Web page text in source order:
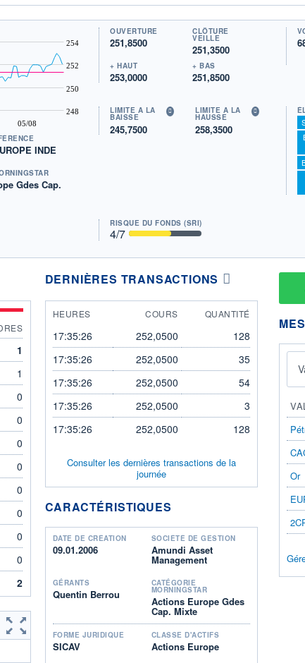
05/08
248
250
252
254
INDE
Gdes Cap.
OUVERTURE
251,8500
CLÔTURE
VEILLE
251,3500
+ HAUT
253,0000
+ BAS
251,8500
LIMITE À LA
BAISSE
245,7500
LIMITE À LA
HAUSSE
258,3500
RISQUE DU FONDS (SRI)
4/7
1
1
0
0
0
0
0
0
0
0
2
DERNIÈRES TRANSACTIONS
HEURES COURS QUANTITÉ
17:35:26 252,0500
128
17:35:26
252,0500
35
17:35:26
252,0500
54
17:35:26
252,0500
3
17:35:26
252,0500 128
Consulter les dernières transactions de la
journée
CARACTÉRISTIQUES
DATE DE CRÉATION
09.01.2006
SOCIÉTÉ DE GESTION
Amundi Asset
Management
GÉRANTS
Quentin Berrou
CATÉGORIE
MORNINGSTAR
Actions Europe Gdes
Cap. Mixte
FORME JURIDIQUE
SICAV
CLASSE D'ACTIFS
Actions Europe
Or